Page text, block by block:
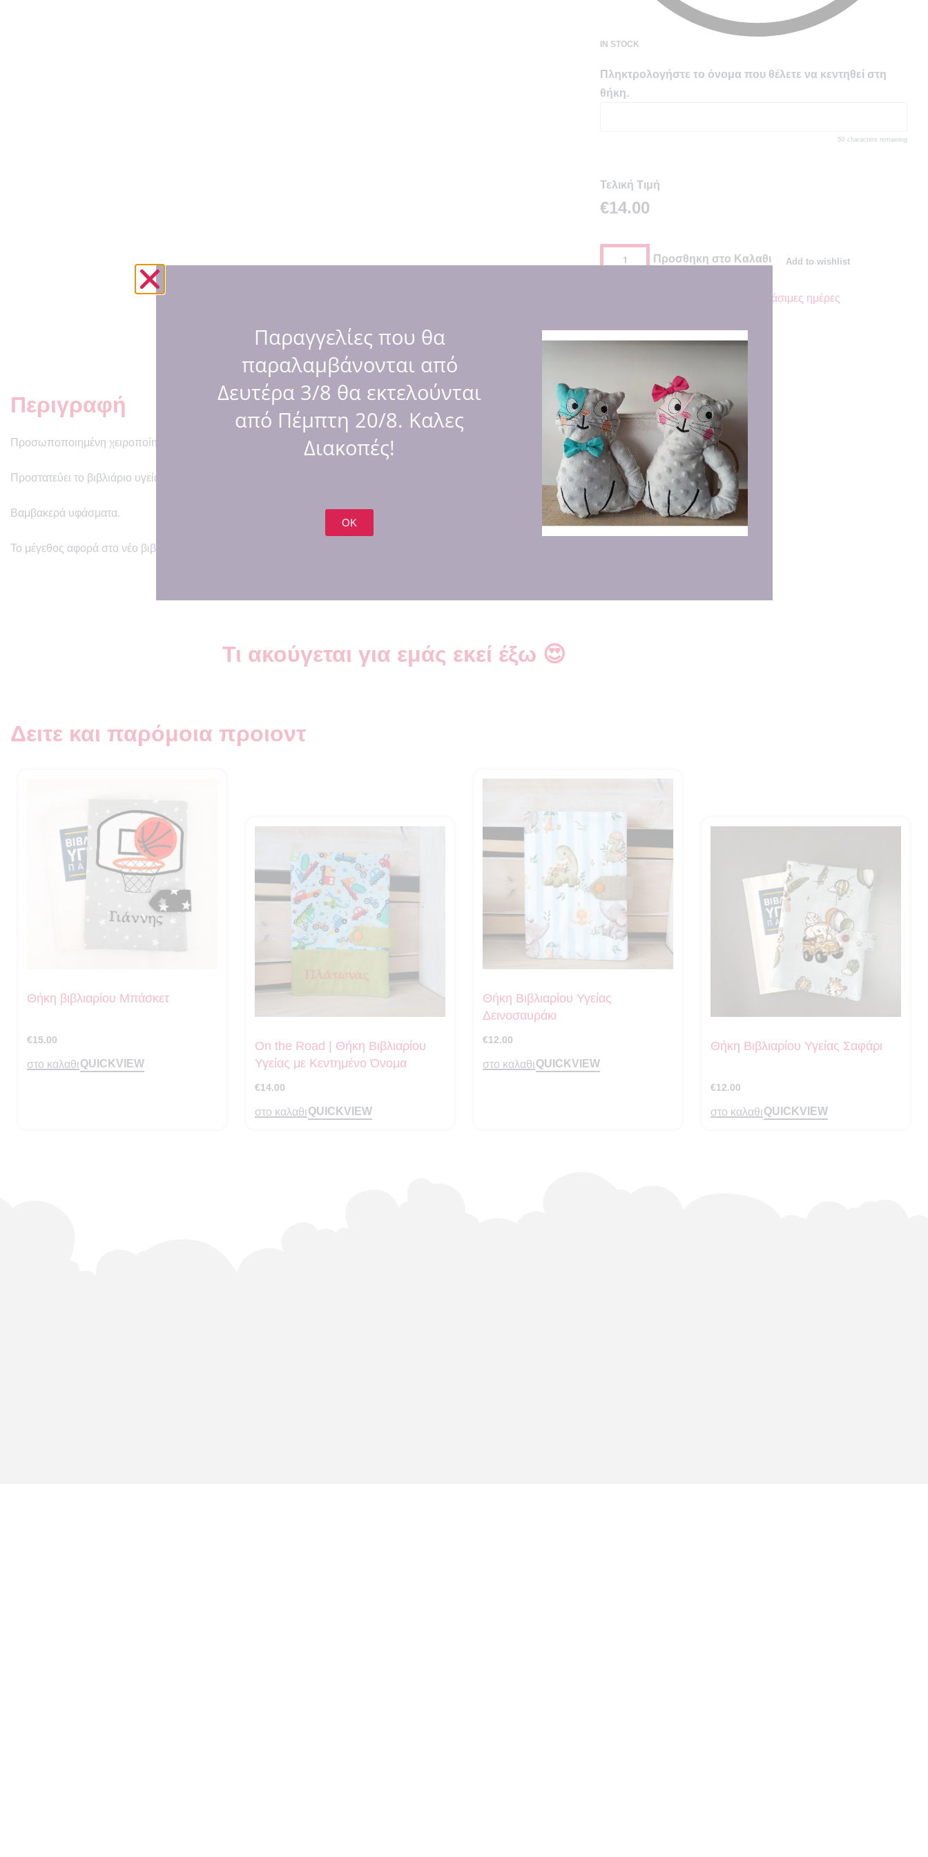
IN STOCK
Πληκτρολογήστε το όνομα που θέλετε να κεντηθεί στη
θήκη.
50 characters remaining
Τελική Τιμή
€14.00
Προσθηκη στο Καλαθι Add to wishlist
7 - 8 εργάσιμες ημέρες
Περιγραφή
Προσωποποιημένη χειροποίητη θήκη βιβλιαρίου υγείας με ύφασμα πολύχρωμα αστεράκια και φάσα κίτρινη με κεντημένο όνομα!
Προστατεύει το βιβλιάριο υγείας και το κάνει πιο χαριτωμένο!
Βαμβακερά υφάσματα.
Το μέγεθος αφορά στο νέο βιβλιάριο διαστάσεων 14.2×20.5 cm.
Τι ακούγεται για εμάς εκεί έξω 😍
Δειτε και παρόμοια προιοντ
Θήκη βιβλιαρίου Μπάσκετ
€15.00
στο καλαθιQUICKVIEW
On the Road | Θήκη Βιβλιαρίου
Υγείας με Κεντημένο Όνομα
€14.00
στο καλαθιQUICKVIEW
Θήκη Βιβλιαρίου Υγείας
Δεινοσαυράκι
€12.00
στο καλαθιQUICKVIEW
Θήκη Βιβλιαρίου Υγείας Σαφάρι
€12.00
στο καλαθιQUICKVIEW
Παραγγελίες που θα
παραλαμβάνονται από
Δευτέρα 3/8 θα εκτελούνται
από Πέμπτη 20/8. Καλες
Διακοπές!
OK